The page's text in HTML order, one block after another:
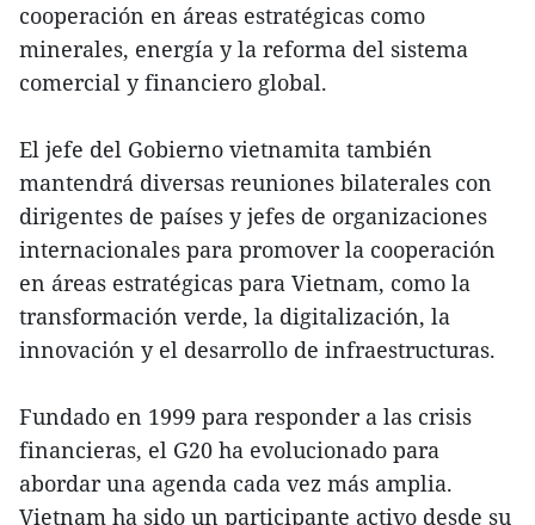
cooperación en áreas estratégicas como
minerales, energía y la reforma del sistema
comercial y financiero global.
El jefe del Gobierno vietnamita también
mantendrá diversas reuniones bilaterales con
dirigentes de países y jefes de organizaciones
internacionales para promover la cooperación
en áreas estratégicas para Vietnam, como la
transformación verde, la digitalización, la
innovación y el desarrollo de infraestructuras.
Fundado en 1999 para responder a las crisis
financieras, el G20 ha evolucionado para
abordar una agenda cada vez más amplia.
Vietnam ha sido un participante activo desde su